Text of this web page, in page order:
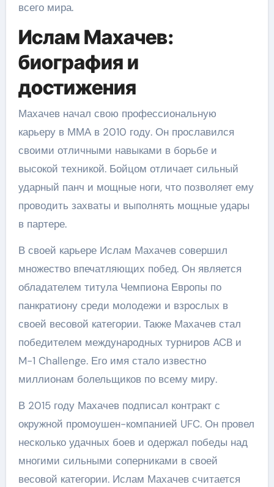
всего мира.
Ислам Махачев:
биография и
достижения
Махачев начал свою профессиональную
карьеру в ММА в 2010 году. Он прославился
своими отличными навыками в борьбе и
высокой техникой. Бойцом отличает сильный
ударный панч и мощные ноги, что позволяет ему
проводить захваты и выполнять мощные удары
в партере.
В своей карьере Ислам Махачев совершил
множество впечатляющих побед. Он является
обладателем титула Чемпиона Европы по
панкратиону среди молодежи и взрослых в
своей весовой категории. Также Махачев стал
победителем международных турниров ACB и
M-1 Challenge. Его имя стало известно
миллионам болельщиков по всему миру.
В 2015 году Махачев подписал контракт с
окружной промоушен-компанией UFC. Он провел
несколько удачных боев и одержал победы над
многими сильными соперниками в своей
весовой категории. Ислам Махачев считается